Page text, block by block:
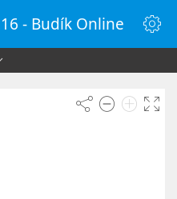
- Budík Online